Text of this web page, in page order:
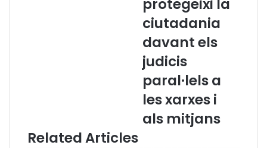
C
t
a
l
a
n
a
r
e
protegeixi la
ciutadania
davant els
judicis
paral·lels a
les xarxes i
als mitjans
Related Articles